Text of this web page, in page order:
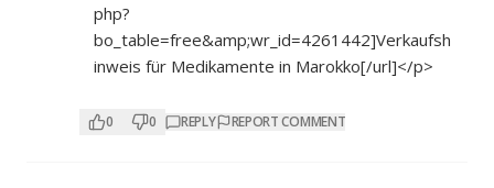
php?
bo_table=free&amp;wr_id=4261442]Verkaufsh
inweis für Medikamente in Marokko[/url]</p>
0 0 REPLY REPORT COMMENT